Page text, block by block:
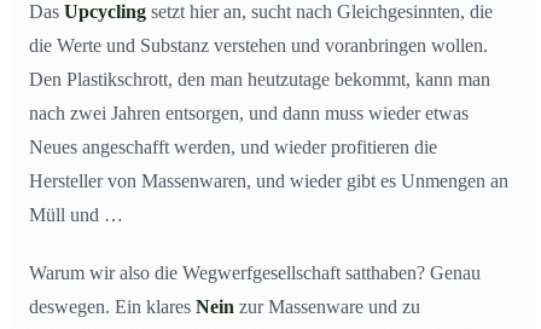
Das Upcycling setzt hier an, sucht nach Gleichgesinnten, die
die Werte und Substanz verstehen und voranbringen wollen.
Den Plastikschrott, den man heutzutage bekommt, kann man
nach zwei Jahren entsorgen, und dann muss wieder etwas
Neues angeschafft werden, und wieder profitieren die
Hersteller von Massenwaren, und wieder gibt es Unmengen an
Müll und …
Warum wir also die Wegwerfgesellschaft satthaben? Genau
deswegen. Ein klares Nein zur Massenware und zu